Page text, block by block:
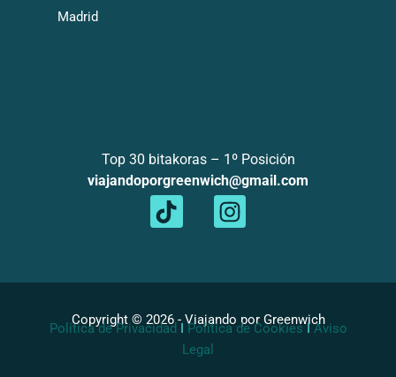
Madrid
Top 30 bitakoras – 1º Posición
viajandoporgreenwich@gmail.com
T
i
t
k
I
n
t
g
r
Copyright © 2026 - Viajando por Greenwich
Política de Privacidad I Política de CookiesIAviso
Legal